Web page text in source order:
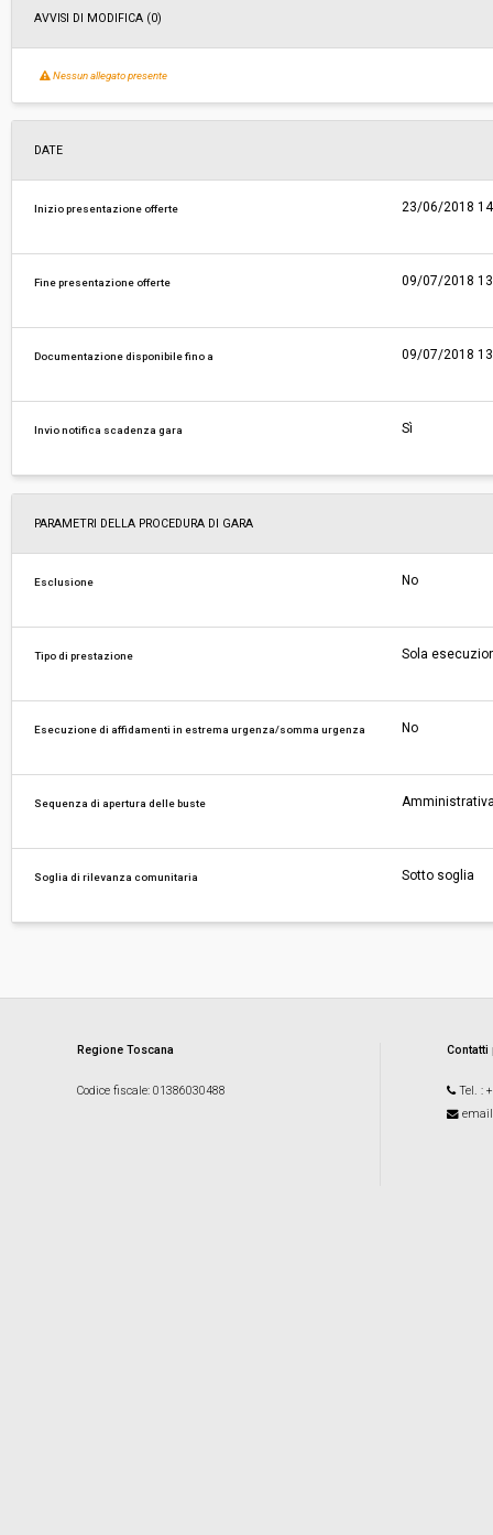
AVVISI DI MODIFICA (0)
Nessun allegato presente
DATE
Inizio presentazione offerte 23/06/2018
Fine presentazione offerte 09/07/2018
Documentazione disponibile fino a 09/07/2018
Invio notifica scadenza gara Sì
PARAMETRI DELLA PROCEDURA DI GARA
Esclusione No
Tipo di prestazione Sola
Esecuzione di affidamenti in estrema urgenza/somma urgenza No
Sequenza di apertura delle buste
Soglia di rilevanza comunitaria Sotto soglia
Regione Toscana
Codice fiscale: 01386030488 Tel. :
email